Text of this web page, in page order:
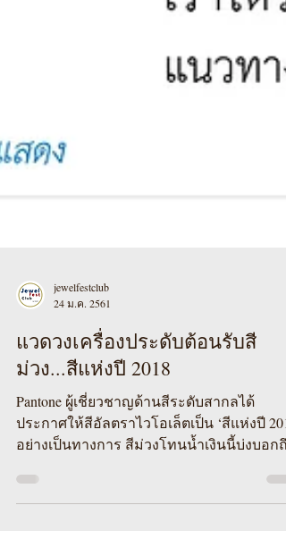
24 ม.ค. 2561
แวดวงเครื่องประดับต้อนรับสี
ม่วง...สีแห่งปี 2018
Pantone ผู้เชี่ยวชาญด้านสีระดับสากลได้
อย่างเป็นทางการ สีม่วงโทนน้ำเงินนี้บ่งบอกถึง
เอกลักษณ์...